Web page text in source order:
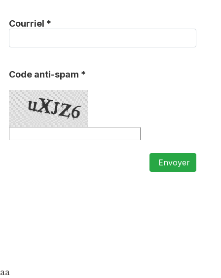
Courriel *
Code anti-spam *
Envoyer
aa